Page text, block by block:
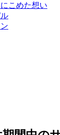
こめた想い